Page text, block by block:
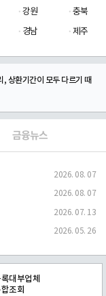
강원
충북
경남 제주
상환기간이 모두 다르기 때
금융뉴스
2026. 08. 07
2026. 08. 07
2026. 07. 13
2026. 05. 26
대부업체
조회